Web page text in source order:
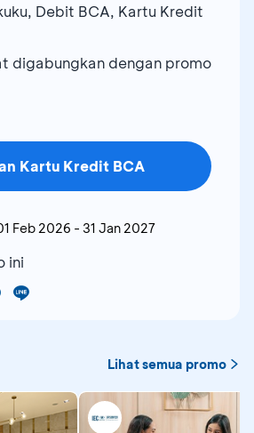
Debit BCA, Kartu Kredit
digabungkan dengan promo
Kartu Kredit BCA
Feb 2026 - 31 Jan 2027
ini
Lihat semua promo